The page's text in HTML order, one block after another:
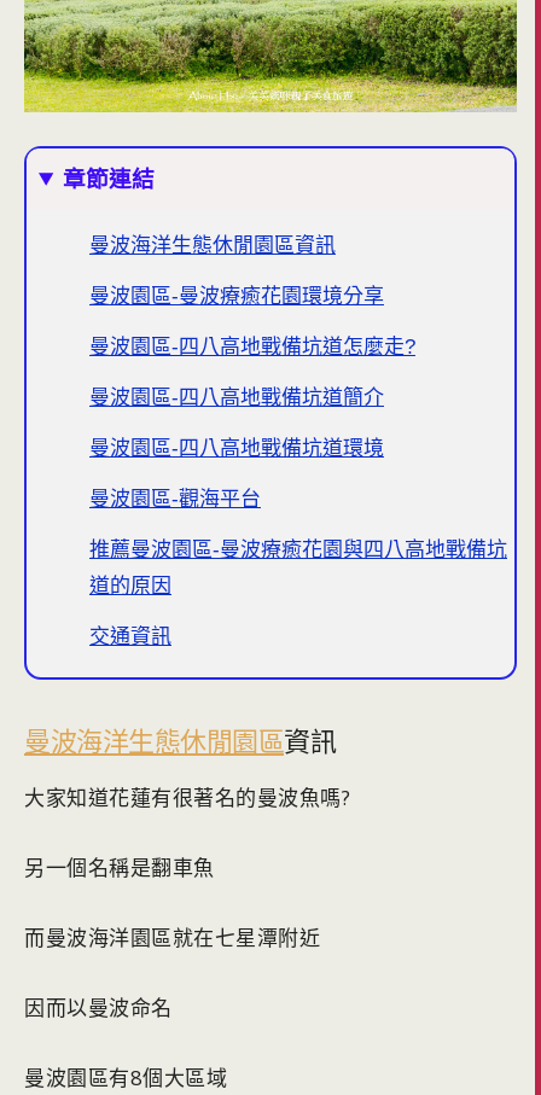
章節連結
曼波海洋生態休閒園區資訊
曼波園區-曼波療癒花園環境分享
曼波園區-四八高地戰備坑道怎麼走?
曼波園區-四八高地戰備坑道簡介
曼波園區-四八高地戰備坑道環境
曼波園區-觀海平台
推薦曼波園區-曼波療癒花園與四八高地戰備坑
道的原因
交通資訊
曼波海洋生態休閒園區資訊
大家知道花蓮有很著名的曼波魚嗎?
另一個名稱是翻車魚
而曼波海洋園區就在七星潭附近
因而以曼波命名
曼波園區有8個大區域